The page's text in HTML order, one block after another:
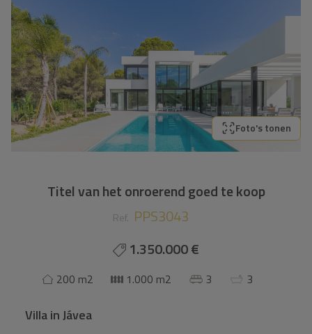
Foto's tonen
Titel van het onroerend goed te koop
Ref. PPS3043
1.350.000 €
200 m2 1.000 m2 3 3
VillainJávea